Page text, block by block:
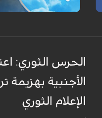
الحرس الثوري:
الأجنبية
الإعلام الثوري